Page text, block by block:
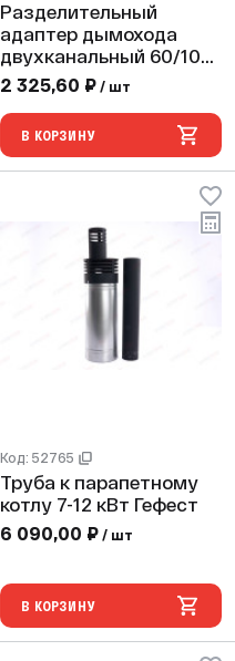
Разделительный
адаптер дымохода
двухканальный 60/100
на систему 80/80 с
фланцем и (универсал)
2 325,60 ₽ / шт
В КОРЗИНУ
Код: 52765
Труба к парапетному
котлу 7-12 кВт Гефест
6 090,00 ₽ / шт
В КОРЗИНУ